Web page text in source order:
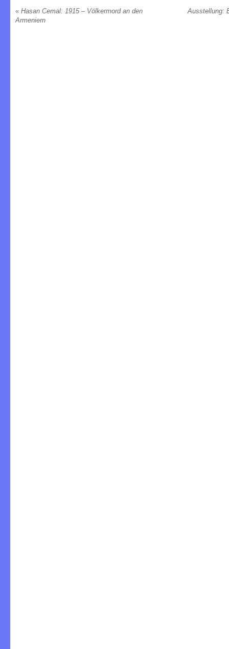
« Hasan Cemal: 1915 – Völkermord an den
Armeniern
Ausstellung: